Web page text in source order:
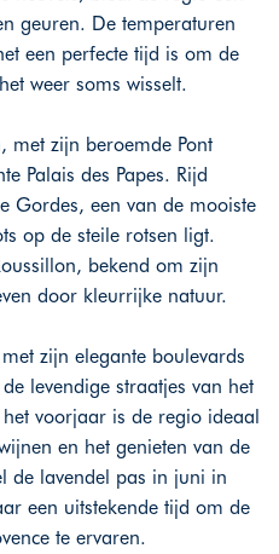
geuren. De temperaturen
een perfecte tijd is om de
weer soms wisselt.
met zijn beroemde Pont
Palais des Papes. Rijd
Gordes, een van de mooiste
op de steile rotsen ligt.
bekend om zijn
door kleurrijke natuur.
zijn elegante boulevards
levendige straatjes van het
voorjaar is de regio ideaal
en het genieten van de
de lavendel pas in juni in
een uitstekende tijd om de
te ervaren.